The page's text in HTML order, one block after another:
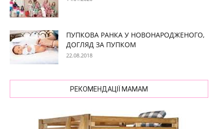
ПУПКОВА РАНКА У НОВОНАРОДЖЕНОГО,
ДОГЛЯД ЗА ПУПКОМ
22.08.2018
РЕКОМЕНДАЦІЇ МАМАМ